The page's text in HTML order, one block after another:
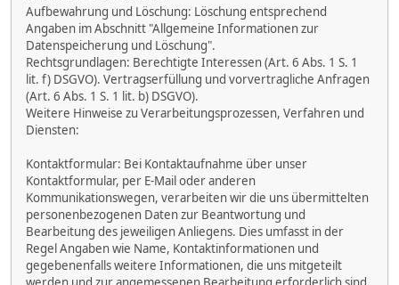
Aufbewahrung und Löschung: Löschung entsprechend
Angaben im Abschnitt "Allgemeine Informationen zur
Datenspeicherung und Löschung".
Rechtsgrundlagen: Berechtigte Interessen (Art. 6 Abs. 1 S. 1
lit. f) DSGVO). Vertragserfüllung und vorvertragliche Anfragen
(Art. 6 Abs. 1 S. 1 lit. b) DSGVO).
Weitere Hinweise zu Verarbeitungsprozessen, Verfahren und
Diensten:
Kontaktformular: Bei Kontaktaufnahme über unser
Kontaktformular, per E-Mail oder anderen
Kommunikationswegen, verarbeiten wir die uns übermittelten
personenbezogenen Daten zur Beantwortung und
Bearbeitung des jeweiligen Anliegens. Dies umfasst in der
Regel Angaben wie Name, Kontaktinformationen und
gegebenenfalls weitere Informationen, die uns mitgeteilt